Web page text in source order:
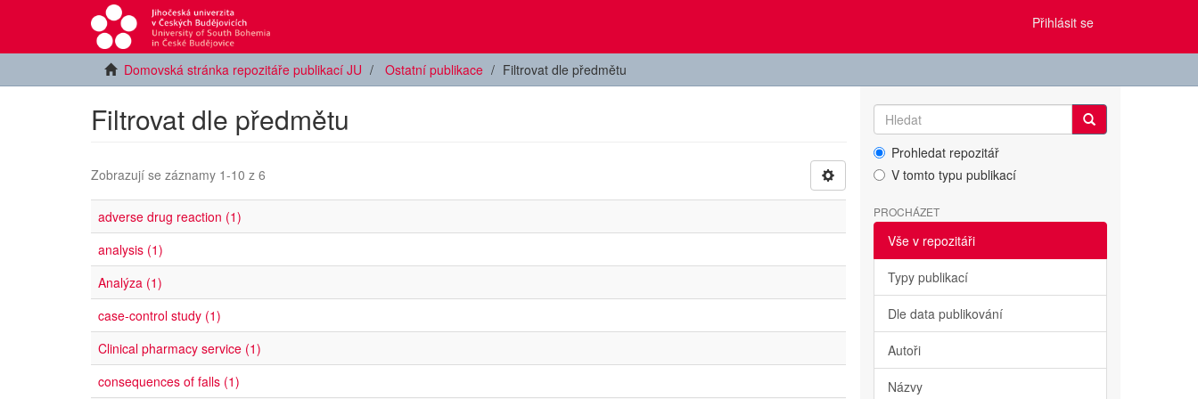
Přihlásit se
Domovská stránka repozitáře publikací JU Ostatní publikace Filtrovat dle předmětu
Filtrovat dle předmětu
Zobrazují se záznamy 1-10 z 6
adverse drug reaction (1)
analysis (1)
Analýza (1)
case‐control study (1)
Clinical pharmacy service (1)
consequences of falls (1)
Prohledat repozitář
V tomto typu publikací
PROCHÁZET
Vše v repozitáři
Typy publikací
Dle data publikování
Autoři
Názvy